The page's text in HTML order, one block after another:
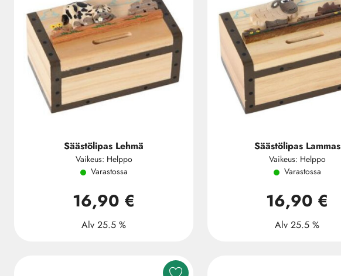
Säästölipas Lehmä
Vaikeus: Helppo
Varastossa
16,90 €
Alv 25.5 %
Säästölipas Lammas
Vaikeus: Helppo
Varastossa
16,90 €
Alv 25.5 %